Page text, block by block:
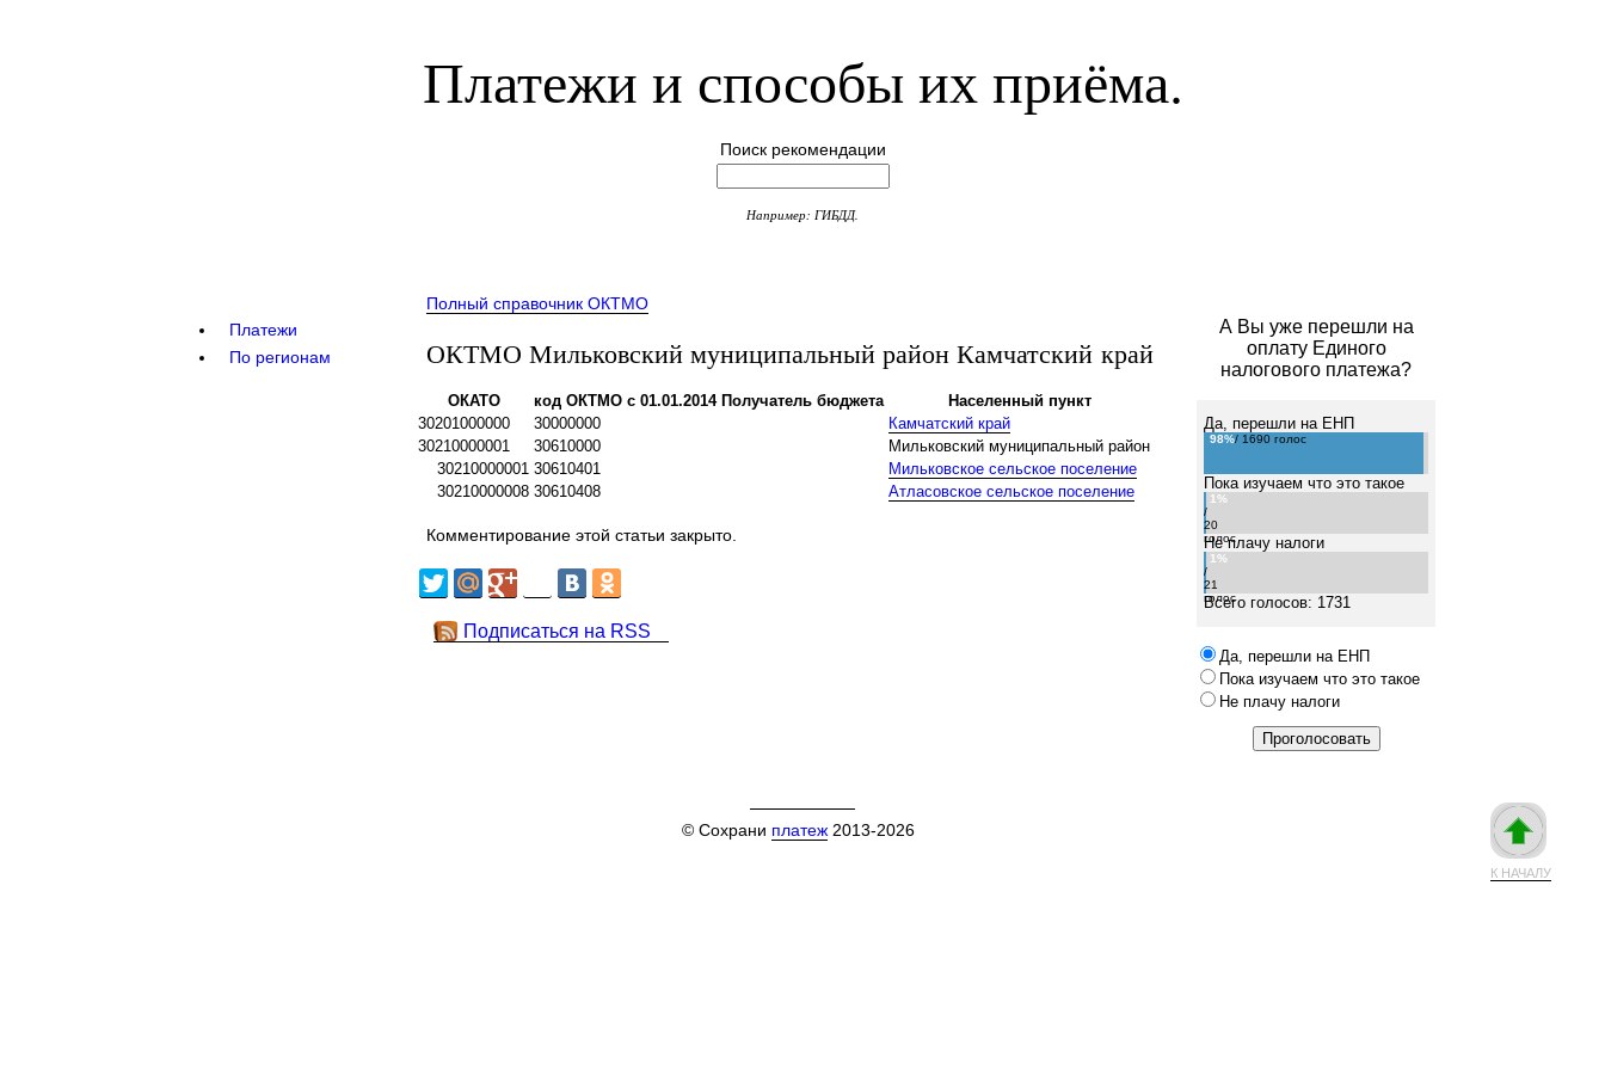
Платежи и способы их приёма.
Поиск рекомендации
Например: ГИБДД.
Платежи
По регионам
А Вы уже перешли на
оплату Единого
налогового платежа?
Да, перешли на ЕНП
98%/ 1690 голос
Пока изучаем что это такое
1%
/
20
голос
Не плачу налоги
1%
/
21
голос
Всего голосов: 1731
Да, перешли на ЕНП
Пока изучаем что это такое
Не плачу налоги
Полный справочник ОКТМО
ОКТМО Мильковский муниципальный район Камчатский край
ОКАТО код ОКТМО с 01.01.2014 Получатель бюджета
Населенный пункт
30201000000
30000000
Камчатский край
30210000001
30610000
Мильковский муниципальный район
30210000001 30610401
Мильковское сельское поселение
30210000008 30610408 Атласовское сельское поселение
Комментирование этой статьи закрыто.
Подписаться на RSS
К НАЧАЛУ
© Сохрани платеж2013-2026